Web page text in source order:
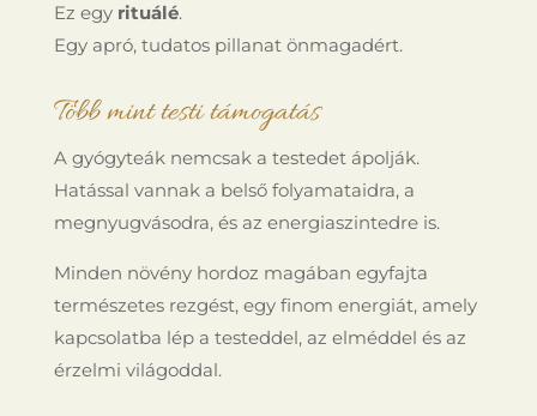
Ez egy rituálé.
Egy apró, tudatos pillanat önmagadért.
Több mint testi támogatás
A gyógyteák nemcsak a testedet ápolják.
Hatással vannak a belső folyamataidra, a
megnyugvásodra, és az energiaszintedre is.
Minden növény hordoz magában egyfajta
természetes rezgést, egy finom energiát, amely
kapcsolatba lép a testeddel, az elméddel és az
érzelmi világoddal.